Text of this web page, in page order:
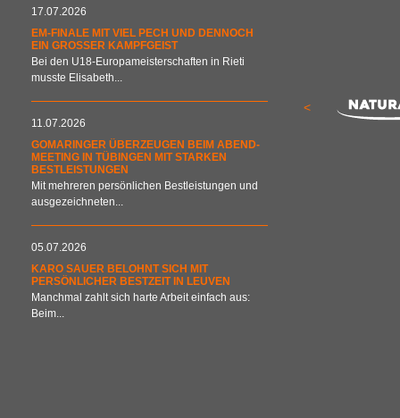
17.07.2026
EM-FINALE MIT VIEL PECH UND DENNOCH
EIN GROSSER KAMPFGEIST
Bei den U18-Europameisterschaften in Rieti
musste Elisabeth...
11.07.2026
GOMARINGER ÜBERZEUGEN BEIM ABEND-
MEETING IN TÜBINGEN MIT STARKEN
BESTLEISTUNGEN
Mit mehreren persönlichen Bestleistungen und
ausgezeichneten...
05.07.2026
KARO SAUER BELOHNT SICH MIT
PERSÖNLICHER BESTZEIT IN LEUVEN
Manchmal zahlt sich harte Arbeit einfach aus:
Beim...
<